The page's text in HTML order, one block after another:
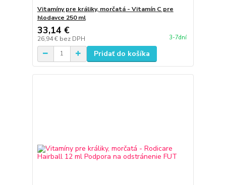
Vitamíny pre králiky, morčatá - Vitamín C pre
hlodavce 250 ml
33,14 €
26,94 € bez DPH 3-7dní
Pridať do košíka